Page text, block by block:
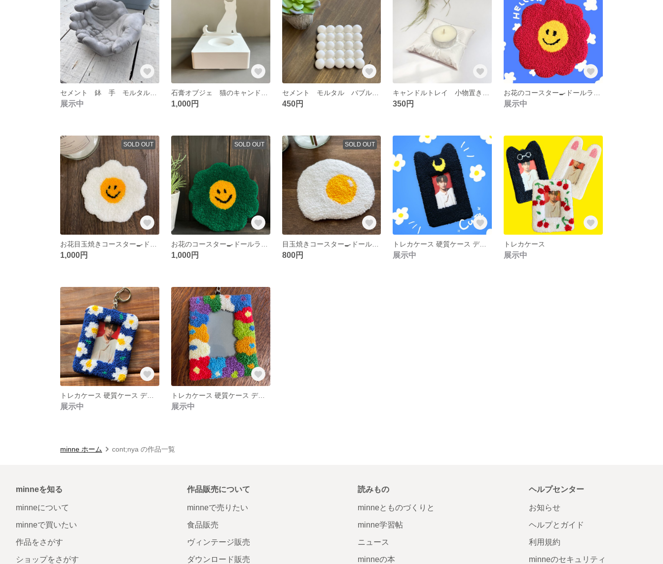
展示中 1,000円
セメント モルタル バブルコースター 韓国 小物トレイ アクセサリートレイ
450円 350円 展示中
SOLD OUT
1,000円
SOLD OUT
1,000円
SOLD OUT
目玉焼きコースター🍳ドールラグ パンチニードル 刺繍
800円
トレカケース 硬質ケース デコ パンチニードル 推し活B8 猫
展示中
トレカケース
展示中
トレカケース 硬質ケース デコ パンチニードル タフティング B8
展示中
トレカケース 硬質ケース デコ パンチニードル タフティング B8 フラワー
展示中
minne ホーム cont;nya の作品一覧
minneを知る
minneについて
minneで買いたい
作品をさがす
ショップをさがす
作品販売について
minneで売りたい
食品販売
ヴィンテージ販売
ダウンロード販売
読みもの
minneとものづくりと
minne学習帖
ニュース
minneの本
ヘルプセンター
お知らせ
ヘルプとガイド
利用規約
minneのセキュリティ